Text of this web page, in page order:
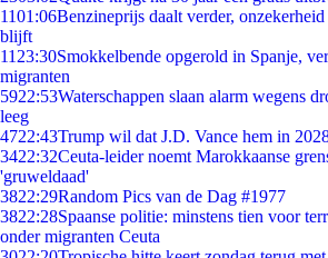
1101:06Benzineprijs daalt verder,
blijft
11 23:30Smokkelbende opgerold in Spanje,
migranten
5922:53Waterschappen slaan alarm wegens
leeg
4722:43Trump wil dat J.D. Vance hem in
3422:32Ceuta-leider noemt Marokkaanse
'gruweldaad'
3822:29Random Pics van de Dag #1977
3822:28Spaanse politie: minstens tien voor
onder migranten Ceuta